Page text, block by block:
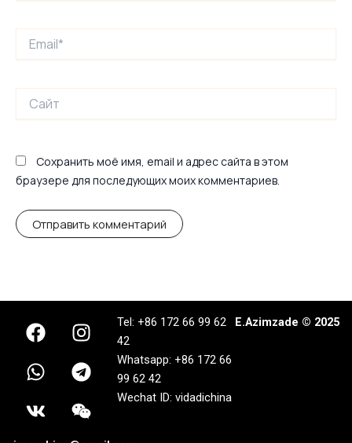
Сохранить моё имя, email и адрес сайта в этом
браузере для последующих моих комментариев.
F
a
c
e
b
o
I
n
s
t
a
g
W
h
a
t
s
a
T
e
l
e
g
r
V
k
W
e
i
x
i
n
Tel: +86 172 66 99 62
42
Whatsapp: +86 172 66
99 62 42
Wechat ID: vidadichina
E.Azimzade © 2025